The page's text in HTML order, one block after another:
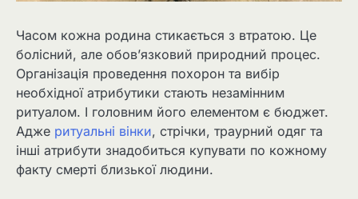
Часом кожна родина стикається з втратою. Це
болісний, але обов’язковий природний процес.
Організація проведення похорон та вибір
необхідної атрибутики стають незамінним
ритуалом. І головним його елементом є бюджет.
Адже ритуальні вінки, стрічки, траурний одяг та
інші атрибути знадобиться купувати по кожному
факту смерті близької людини.